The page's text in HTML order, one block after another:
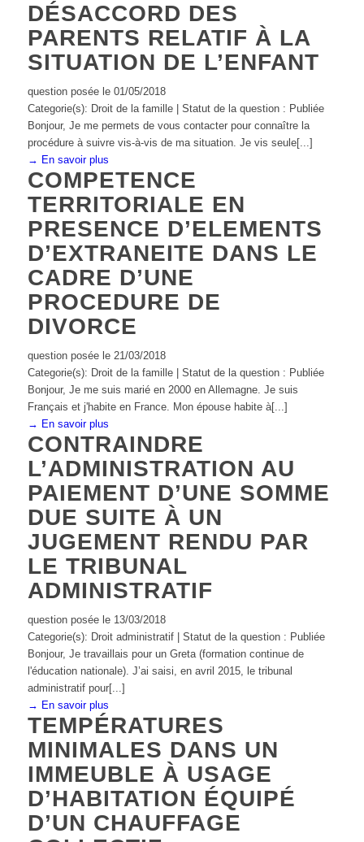
DÉSACCORD DES
PARENTS RELATIF À LA
SITUATION DE L’ENFANT
question posée le 01/05/2018
Categorie(s): Droit de la famille | Statut de la question : Publiée
Bonjour, Je me permets de vous contacter pour connaître la
procédure à suivre vis-à-vis de ma situation. Je vis seule[...]
→ En savoir plus
COMPETENCE
TERRITORIALE EN
PRESENCE D’ELEMENTS
D’EXTRANEITE DANS LE
CADRE D’UNE
PROCEDURE DE
DIVORCE
question posée le 21/03/2018
Categorie(s): Droit de la famille | Statut de la question : Publiée
Bonjour, Je me suis marié en 2000 en Allemagne. Je suis
Français et j'habite en France. Mon épouse habite à[...]
→ En savoir plus
CONTRAINDRE
L’ADMINISTRATION AU
PAIEMENT D’UNE SOMME
DUE SUITE À UN
JUGEMENT RENDU PAR
LE TRIBUNAL
ADMINISTRATIF
question posée le 13/03/2018
Categorie(s): Droit administratif | Statut de la question : Publiée
Bonjour, Je travaillais pour un Greta (formation continue de
l'éducation nationale). J’ai saisi, en avril 2015, le tribunal
administratif pour[...]
→ En savoir plus
TEMPÉRATURES
MINIMALES DANS UN
IMMEUBLE À USAGE
D’HABITATION ÉQUIPÉ
D’UN CHAUFFAGE